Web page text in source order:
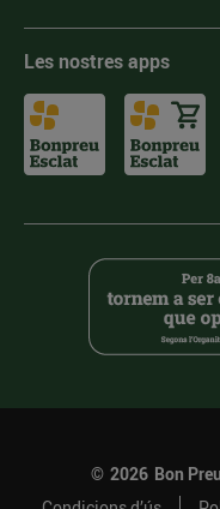
Les nostres apps
© 2026 Bon